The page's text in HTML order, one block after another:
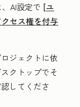
AI設定で [ユ
セス権を付与
ジェクトに依
クトップでそ
してくださ